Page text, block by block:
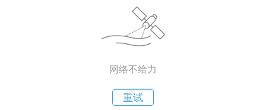
网络不给力
重试